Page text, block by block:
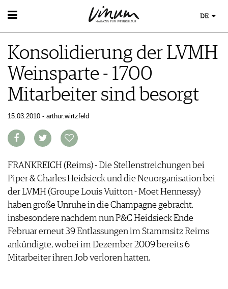
WEIN
WEINSUCHE
GUIDE WEINGÜTER
WINETRADECLUB
WINZER
WEINE DES MONATS
TRINKREIFETABELLE
CLUB LES DOMAINES
WEINWISSEN
WEINREGIONEN
WEINLEXIKON
WEINGESCHICHTE
TIPPS & TRICKS
NEWS
EVENTS
EVENTKALENDER
EVENT-BILDER
ESSEN & TRINKEN
FOOD PAIRING TIPPS
FOOD PAIRING TABELLE
KULINARIK
HOTSPOTS
WEINREISEN
REPORTAGEN
WINEGUIDES
KLARTEXT
EXTRAS
AUSGABE
VORTEILSWELT
MEDIATHEK
APPS
VIDEOS
BÜCHER
NEWS
WEINWIRTSCHAFT
WEINSZENE
PORTRAITS
VINOPHILES
ARCHIV
DE
Konsolidierung der LVMH
Weinsparte - 1700
Mitarbeiter sind besorgt
15.03.2010 - arthur.wirtzfeld
FRANKREICH (Reims) - Die Stellenstreichungen bei
Piper & Charles Heidsieck und die Neuorganisation bei
der LVMH (Groupe Louis Vuitton - Moet Hennessy)
haben große Unruhe in die Champagne gebracht,
insbesondere nachdem nun P&C Heidsieck Ende
Februar erneut 39 Entlassungen im Stammsitz Reims
ankündigte, wobei im Dezember 2009 bereits 6
Mitarbeiter ihren Job verloren hatten.